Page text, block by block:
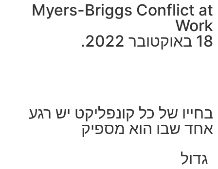
Myers-Briggs Conflict at
Work
18 באוקטובר 2022.
קונפליקטים מקצועיים ובינאישיים בעבודה הופכים
בחייו של כל קונפליקט יש רגע
אחד שבו הוא מספיק
גדול